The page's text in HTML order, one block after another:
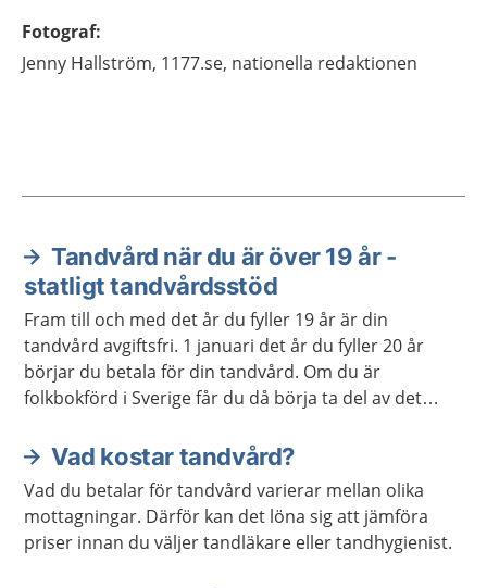
Fotograf:
Jenny Hallström, 1177.se, nationella redaktionen
Aktuella artiklar
Tandvård när du är över 19 år -
statligt tandvårdsstöd
Fram till och med det år du fyller 19 år är din
tandvård avgiftsfri. 1 januari det år du fyller 20 år
börjar du betala för din tandvård. Om du är
folkbokförd i Sverige får du då börja ta del av det
Vad kostar tandvård?
Vad du betalar för tandvård varierar mellan olika
mottagningar. Därför kan det löna sig att jämföra
priser innan du väljer tandläkare eller tandhygienist.